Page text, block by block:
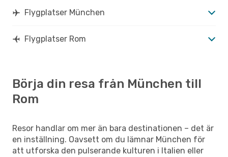
Flygplatser München
Flygplatser Rom
Börja din resa från München till
Rom
Resor handlar om mer än bara destinationen – det är
en inställning. Oavsett om du lämnar München för
att utforska den pulserande kulturen i Italien eller